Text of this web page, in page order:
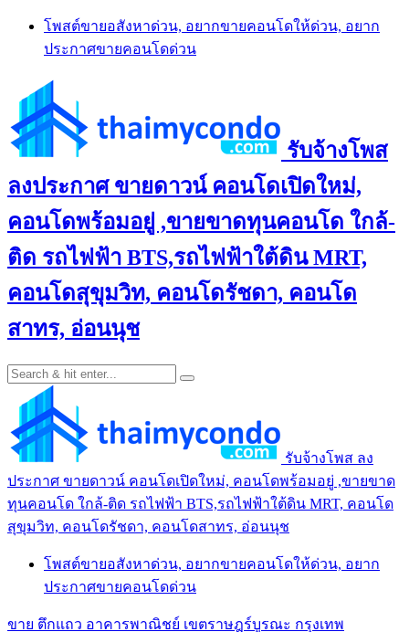
Skip
content
โพสต์ขายอสังหาด่วน, อยากขายคอนโดให้ด่วน, อยาก
ประกาศขายคอนโดด่วน
รับจ้างโพส
ลงประกาศ ขายดาวน์ คอนโดเปิดใหม่,
คอนโดพร้อมอยู่ ,ขายขาดทุนคอนโด ใกล้-
ติด รถไฟฟ้า BTS,รถไฟฟ้าใต้ดิน MRT,
คอนโดสุขุมวิท, คอนโดรัชดา, คอนโด
สาทร, อ่อนนุช
รับจ้างโพส ลง
ประกาศ ขายดาวน์ คอนโดเปิดใหม่, คอนโดพร้อมอยู่ ,ขายขาด
ทุนคอนโด ใกล้-ติด รถไฟฟ้า BTS,รถไฟฟ้าใต้ดิน MRT, คอนโด
สุขุมวิท, คอนโดรัชดา, คอนโดสาทร, อ่อนนุช
โพสต์ขายอสังหาด่วน, อยากขายคอนโดให้ด่วน, อยาก
ประกาศขายคอนโดด่วน
ขาย ตึกแถว อาคารพาณิชย์ เขตราษฎร์บูรณะ กรุงเทพ